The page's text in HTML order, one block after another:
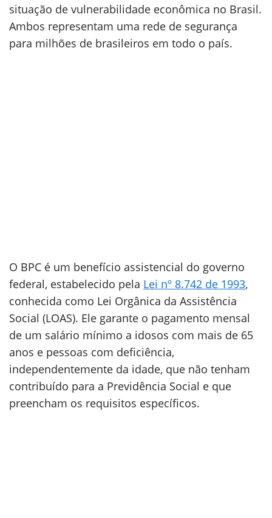
situação de vulnerabilidade econômica no Brasil.
Ambos representam uma rede de segurança
para milhões de brasileiros em todo o país.
O BPC é um benefício assistencial do governo
federal, estabelecido pela Lei nº 8.742 de 1993,
conhecida como Lei Orgânica da Assistência
Social (LOAS). Ele garante o pagamento mensal
de um salário mínimo a idosos com mais de 65
anos e pessoas com deficiência,
independentemente da idade, que não tenham
contribuído para a Previdência Social e que
preencham os requisitos específicos.